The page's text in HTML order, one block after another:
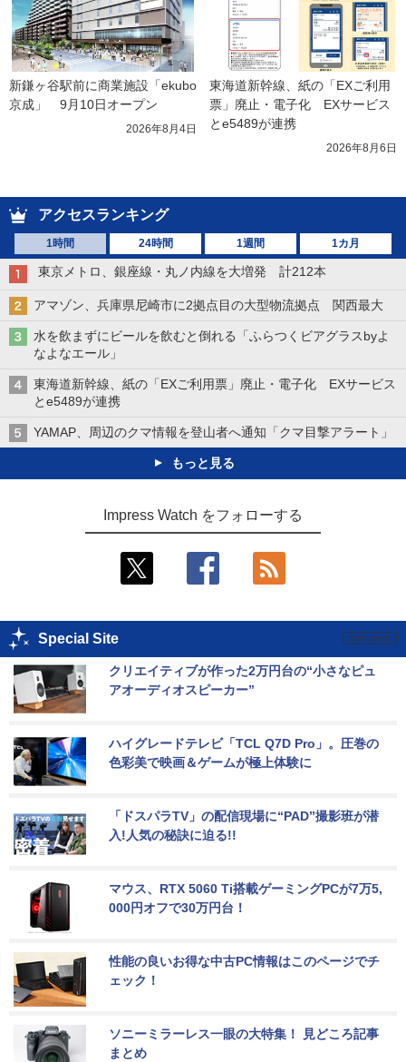
新鎌ヶ谷駅前に商業施設「ekubo
京成」　9月10日オープン
2026年8月4日
東海道新幹線、紙の「EXご利用
票」廃止・電子化　EXサービス
とe5489が連携
2026年8月6日
アクセスランキング
1時間 24時間 1週間 1カ月
東京メトロ、銀座線・丸ノ内線を大増発 計212本
アマゾン、兵庫県尼崎市に2拠点目の大型物流拠点 関西最大
水を飲まずにビールを飲むと倒れる「ふらつくビアグラスbyよ
なよなエール」
東海道新幹線、紙の「EXご利用票」廃止・電子化 EXサービス
とe5489が連携
YAMAP、周辺のクマ情報を登山者へ通知「クマ目撃アラート」
もっと見る
Impress Watch をフォローする
Special Site
クリエイティブが作った2万円台の“小さなピュ
アオーディオスピーカー”
ハイグレードテレビ「TCL Q7D Pro」。圧巻の
色彩美で映画＆ゲームが極上体験に
「ドスパラTV」の配信現場に“PAD”撮影班が潜
入!人気の秘訣に迫る!!
マウス、RTX 5060 Ti搭載ゲーミングPCが7万5,
000円オフで30万円台！
性能の良いお得な中古PC情報はこのページでチ
ェック！
ソニーミラーレス一眼の大特集！ 見どころ記事
まとめ